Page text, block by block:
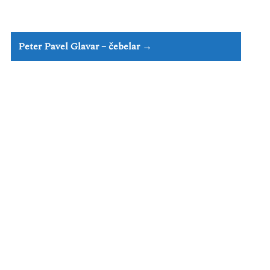
Peter Pavel Glavar – čebelar →